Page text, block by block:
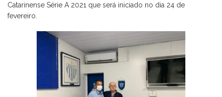
Catarinense Série A 2021 que será iniciado no dia 24 de
fevereiro.